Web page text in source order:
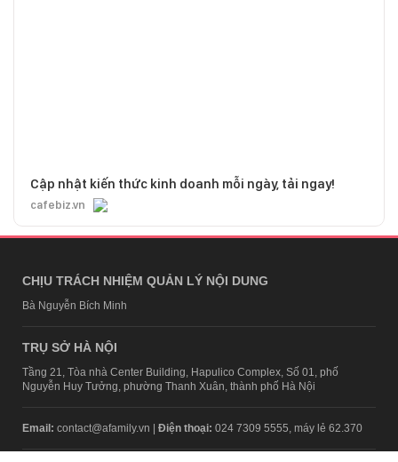
Cập nhật kiến thức kinh doanh mỗi ngày, tải ngay!
cafebiz.vn
CHỊU TRÁCH NHIỆM QUẢN LÝ NỘI DUNG
Bà Nguyễn Bích Minh
TRỤ SỞ HÀ NỘI
Tầng 21, Tòa nhà Center Building, Hapulico Complex, Số 01, phố
Nguyễn Huy Tưởng, phường Thanh Xuân, thành phố Hà Nội
Email: contact@afamily.vn | Điện thoại: 024 7309 5555, máy lẻ 62.370